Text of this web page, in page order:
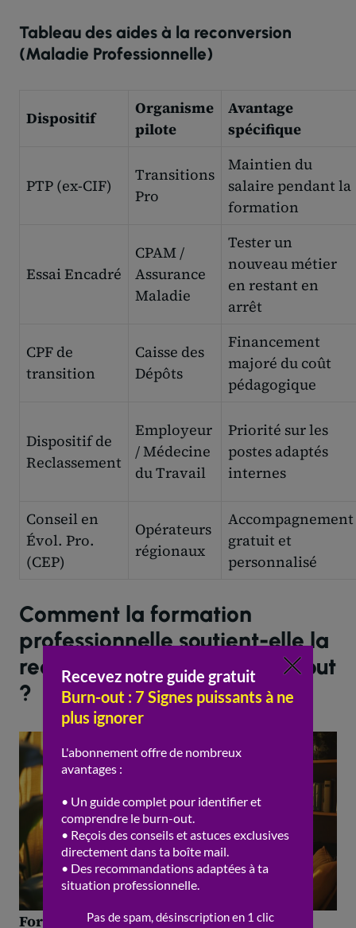
Tableau des aides à la reconversion
(Maladie Professionnelle)
Dispositif
Organisme
pilote
Avantage
spécifique
PTP (ex-CIF)
Transitions
Pro
Maintien du
salaire pendant la
formation
Essai Encadré
CPAM /
Assurance
Maladie
Tester un
nouveau métier
en restant en
arrêt
CPF de
transition
Caisse des
Dépôts
Financement
majoré du coût
pédagogique
Dispositif de
Reclassement
Employeur
/ Médecine
du Travail
Priorité sur les
postes adaptés
internes
Conseil en
Évol. Pro.
(CEP)
Opérateurs
régionaux
Accompagnement
gratuit et
personnalisé
Comment la formation
professionnelle soutient-elle la
reconversion après un burn-out
?
Formation professionnellecontinue et